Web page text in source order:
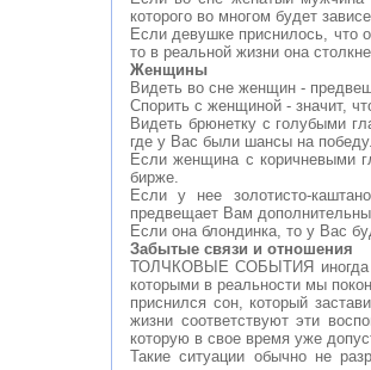
которого во многом будет
Если девушке приснилось, что
то в реальной жизни она
Женщины
Видеть во сне женщин -
Спорить с женщиной - значит,
Видеть брюнетку с голубыми
где у Вас были шансы на
Если женщина с коричневыми
бирже.
Если у нее золотисто-
предвещает Вам
Если она блондинка, то у Вас
Забытые связи и отношения
ТОЛЧКОВЫЕ СОБЫТИЯ иногда
которыми в реальности мы
приснился сон, который
жизни соответствуют эти
которую в свое время уже
Такие ситуации обычно не